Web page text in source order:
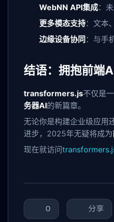
WebNN API集成：
更多模态支持：文本
边缘设备协同 ：与手
结语：拥抱前端
transformers.js不仅是
务器AI的新篇章。
无论你是构建企业级应用
进步，2025年无疑将成为
现在就访问
0 分享